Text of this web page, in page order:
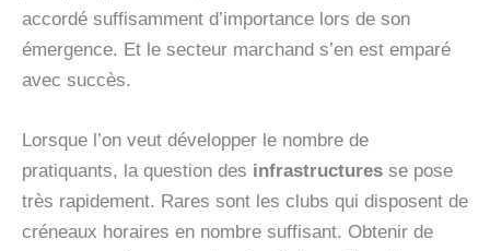
accordé suffisamment d’importance lors de son
émergence. Et le secteur marchand s’en est emparé
avec succès.
Lorsque l’on veut développer le nombre de
pratiquants, la question des infrastructures se pose
très rapidement. Rares sont les clubs qui disposent de
créneaux horaires en nombre suffisant. Obtenir de